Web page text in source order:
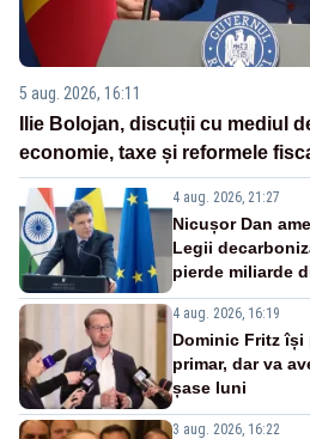
5 aug. 2026, 16:11
Ilie Bolojan, discuții cu mediul
economie, taxe și reformele
4 aug. 2026, 21:27
Nicușor Dan
Legii
pierde miliarde
4 aug. 2026, 16:19
Dominic Fritz își
primar, dar va
șase luni
3 aug. 2026, 16:22